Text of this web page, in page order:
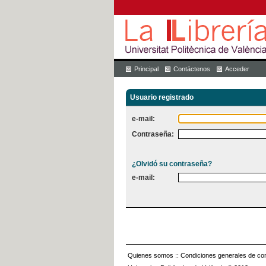
Principal Contáctenos Acceder
Usuario registrado
e-mail:
Contraseña:
¿Olvidó su contraseña?
e-mail:
Quienes somos :: Condiciones generales de